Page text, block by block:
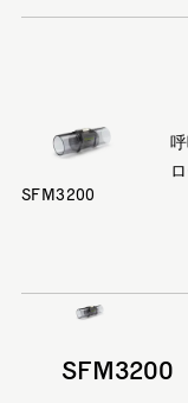
SFM3200
SFM3200